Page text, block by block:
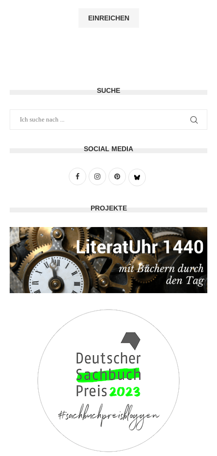
SUCHE
SOCIAL MEDIA
PROJEKTE